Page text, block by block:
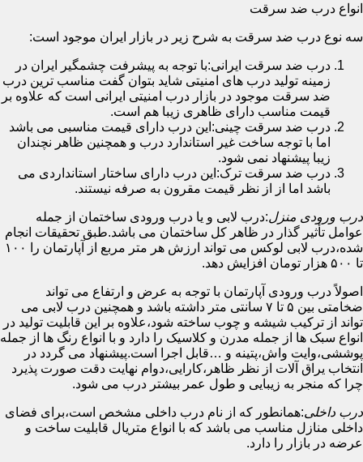
انواع درب ضد سرقت
سه نوع درب ضد سرقت به شرح زیر در بازار ایران موجود است:
درب ضد سرقت ایرانی:با توجه به پیشرفت چشمگیر ایران در
زمینه تولید درب های امنیتی شاید بتوان گفت مناسب ترین درب
ضد سرقت موجود در بازار درب امنیتی ایرانی است که علاوه بر
قیمت مناسب دارای ظاهری زیبا هم است.
درب ضد سرقت چینی:این درب دارای قیمت مناسبی می باشد
اما با توجه ساخت غیر استاندارد درب و همچنین ظاهر نچندان
زیبا پیشنهاد نمی شود.
درب ضد سرقت ترک:این درب دارای ساختار استانداردی می
باشد اما از از نظر قیمت مقرون به صرفه نیستند.
درب ورودی منزل:درب لابی و یا درب ورودی ساختمان از جمله
عوامل تأثیر گذار در ظاهر کل ساختمان می باشد.طبق تحقیقات انجام
شده،درب لابی لوکس می تواند ارزش هر متر مربع از آپارتمان را ۱۰۰
تا ۵۰۰ هزار تومان افزایش دهد.
اصولاً درب ورودی آپارتمان با توجه به عرض و ارتفاع می تواند
ضخامتی بین ۵ تا ۷ سانتی متر داشته باشد و همچنین درب لابی می
تواند از ترکیب شیشه و چوب ساخته شود،علاوه بر این قابلیت تولید در
انواع سبک ها از جمله مدرن و کلاسیک را دارد و با انواع رنگ ها از جمله
پوششی،وایت واش،پتینه و …قابل اجرا است.پیشنهاد می گردد در
انتخاب یراق آلات از نظر ظاهر،کارایی،دوام نهایت دقت صورت پذیرد
چرا که منجر به زیبایی و طول عمر بیشتر درب می شود.
درب داخلی:همانطور که از نام درب داخلی مشخص است،برای فضای
داخلی منازل مناسب می باشد که با انواع متریال قابلیت ساخت و
عرضه در بازار را دارد.